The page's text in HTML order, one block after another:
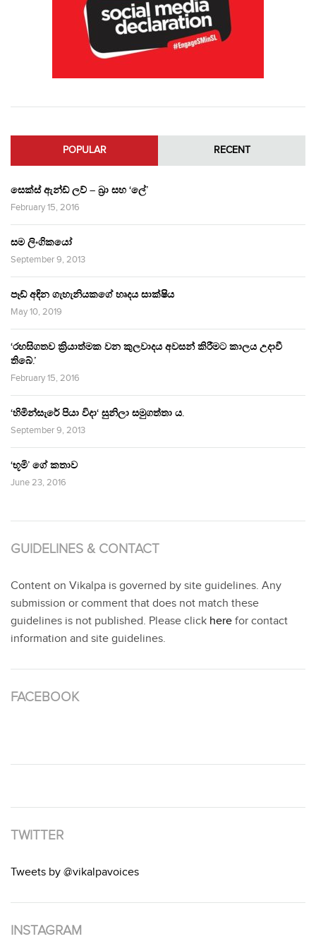
POPULAR RECENT
සෙක්ස් ඇන්ඩ් ලව් – බ්‍රා සහ ‘ලේ’
February 15, 2016
සම ලිංගිකයෝ
September 9, 2013
පෑඩ් අඳින ගැහැනියකගේ හෘදය සාක්ෂිය
May 10, 2019
‘රහසිගතව ක්‍රියාත්මක වන කුලවාදය අවසන් කිරීමට කාලය උදාවී
තිබේ.’
February 15, 2016
‘හිමින්සැරේ පියා විදා‘ සුනිලා සමුගත්තා ය.
September 9, 2013
‘භූමි’ ගේ කතාව
June 23, 2016
GUIDELINES & CONTACT
Content on Vikalpa is governed by site guidelines. Any
submission or comment that does not match these
guidelines is not published. Please click here for contact
information and site guidelines.
FACEBOOK
TWITTER
Tweets by @vikalpavoices
INSTAGRAM